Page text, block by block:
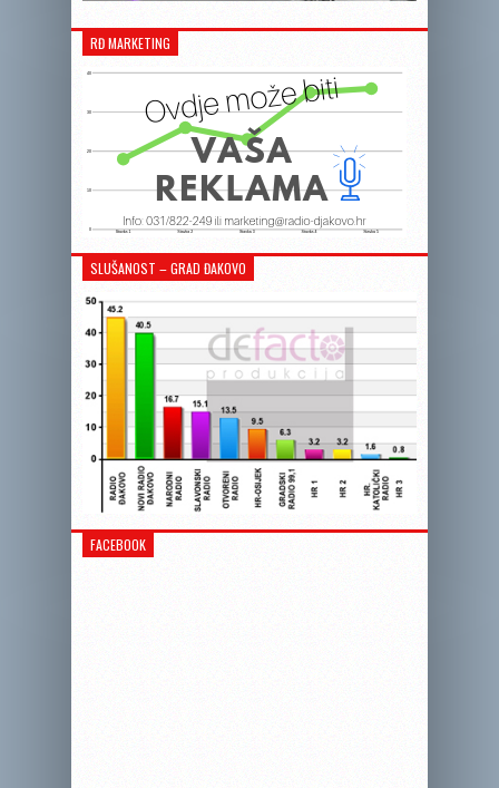
RĐ MARKETING
SLUŠANOST – GRAD ĐAKOVO
FACEBOOK